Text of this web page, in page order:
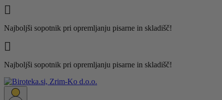

Najboljši sopotnik pri opremljanju pisarne in skladišč!

Najboljši sopotnik pri opremljanju pisarne in skladišč!